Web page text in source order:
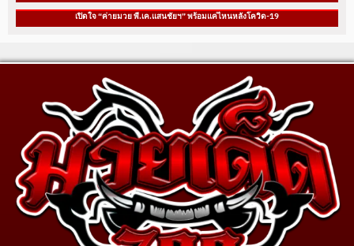
เปิดใจ “ค่ายมวย พี.เค.แสนชัยฯ” พร้อมแค่ไหนหลังโควิด-19